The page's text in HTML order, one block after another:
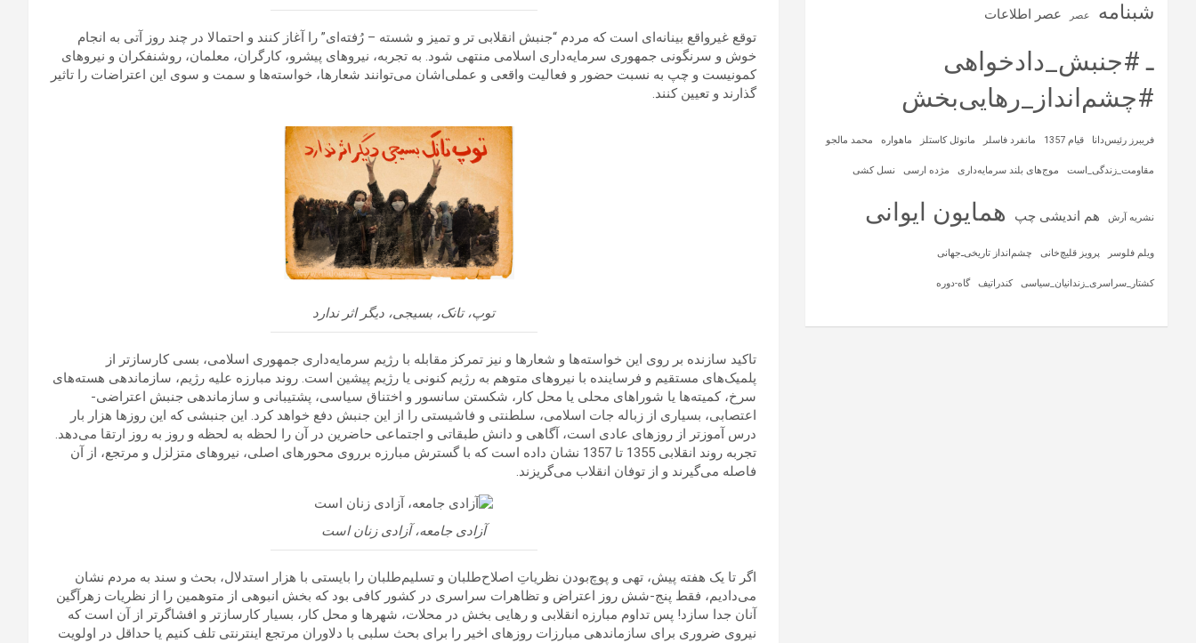
توقع غیرواقع بینانه‌ای است که مردم “جنبش انقلابی تر و تمیز و شسته – رُفته‌ای” را آغاز کنند و احتمالا در چند روز آتی به انجام
خوش و سرنگونی جمهوری سرمایه‌داری اسلامی منتهی شود. به تجربه، نیروهای پیشرو، کارگران، معلمان، روشنفکران و نیروهای
کمونیست و چپ به نسبت حضور و فعالیت واقعی و عملی‌اشان می‌توانند شعارها، خواسته‌ها و سمت و سوی این اعتراضات را تاثیر
گذارند و تعیین کنند.
توپ، تانک، بسیجی، دیگر اثر ندارد
تاکید سازنده بر روی این خواسته‌ها و شعارها و نیز تمرکز مقابله با رژیم سرمایه‌داری جمهوری اسلامی، بسی کارسازتر از
پلمیک‌های مستقیم و فرساینده با نیروهای متوهم به رژیم کنونی یا رژیم پیشین است. روند مبارزه علیه رژیم، سازماندهی هسته‌های
سرخ، کمیته‌ها یا شوراهای محلی یا محل کار، شکستن سانسور و اختناق سیاسی، پشتیبانی و سازماندهی جنبش اعتراضی-
اعتصابی، بسیاری از زباله جات اسلامی، سلطنتی و فاشیستی را از این جنبش دفع خواهد کرد. این جنبشی که این روزها هزار بار
درس آموزتر از روزهای عادی است، آگاهی و دانش طبقاتی و اجتماعی حاضرین در آن را لحظه به لحظه و روز به روز ارتقا می‌دهد.
تجربه روند انقلابی 1355 تا 1357 نشان داده است که با گسترش مبارزه برروی محورهای اصلی، نیروهای متزلزل و مرتجع، از آن
فاصله می‌گیرند و از توفان انقلاب می‌گریزند.
آزادی جامعه، آزادی زنان است
اگر تا یک هفته پیش، تهی و پوچ‌بودن نظریاتِ اصلاح‌طلبان و تسلیم‌طلبان را بایستی با هزار استدلال، بحث و سند به مردم نشان
می‌دادیم، فقط پنج-شش روز اعتراض و تظاهرات سراسری در کشور کافی بود که بخش انبوهی از متوهمین را از نظریات زهرآگین
آنان جدا سازد! پس تداوم مبارزه انقلابی و رهایی بخش در محلات، شهرها و محل کار، بسیار کارسازتر و افشاگرتر از آن است که
نیروی ضروری برای سازماندهی مبارزات روزهای اخیر را برای بحث سلبی با دلاوران مرتجع اینترنتی تلف کنیم یا حداقل در اولویت
شبنامه عصر عصر اطلاعات
ـ #جنبش_دادخواهی
#چشم‌انداز_رهایی‌بخش
فریبرز رئیس‌دانا قیام 1357 مانفرد فاسلر مانوئل کاستلز ماهواره‌ محمد مالجو
مقاومت_زندگی_است موج‌های بلند سرمایه‌داری مژده ارسی نسل کشی
نشریه آرش هم اندیشی چپ همایون ایوانی
ویلم فلوسر پرویز قلیچ‌خانی چشم‌انداز تاریخی‌ـ‌جهانی
کشتار_سراسری_زندانیان_سیاسی کندراتیف گاه-دوره